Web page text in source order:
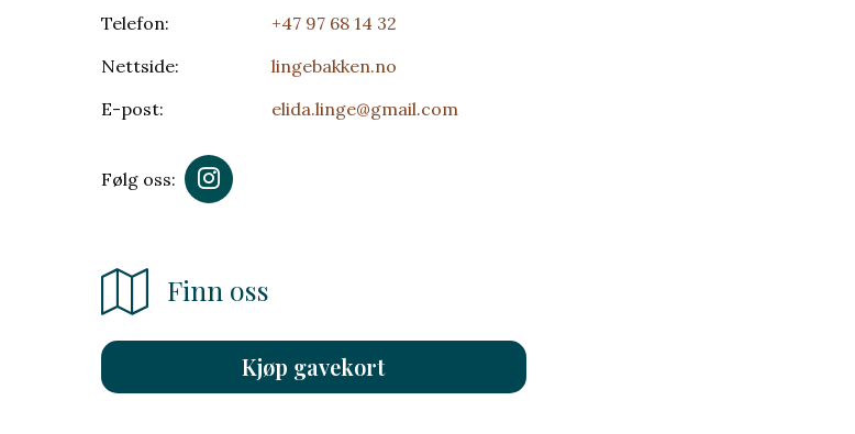
Telefon:
+47 97 68 14 32
Nettside:
lingebakken.no
E-post:
elida.linge@gmail.com
Følg oss:
Finn oss
Kjøp gavekort